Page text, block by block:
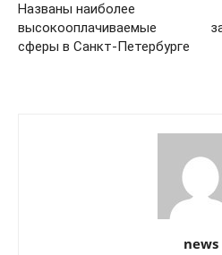
Названы наиболее
высокооплачиваемые
сферы в Санкт-Петербурге
news